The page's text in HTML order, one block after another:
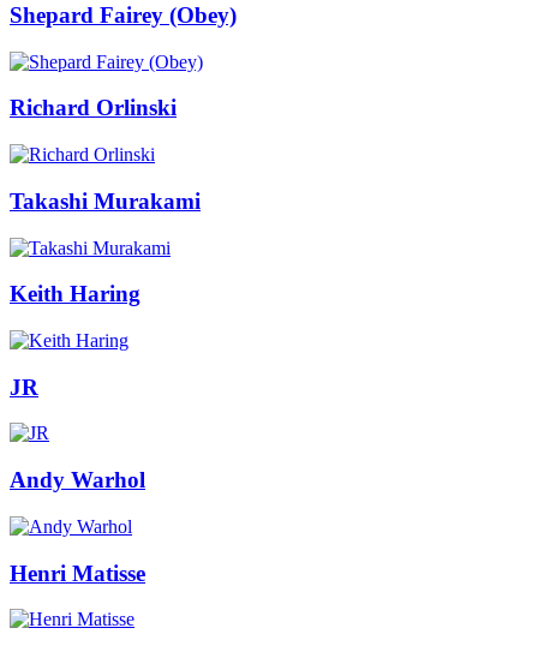
Shepard Fairey (Obey)
Richard Orlinski
Takashi Murakami
Keith Haring
JR
Andy Warhol
Henri Matisse